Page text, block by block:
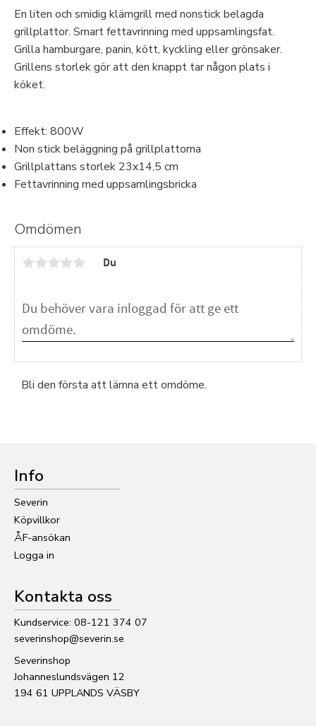
En liten och smidig klämgrill med nonstick belagda
grillplattor. Smart fettavrinning med uppsamlingsfat.
Grilla hamburgare, panin, kött, kyckling eller grönsaker.
Grillens storlek gör att den knappt tar någon plats i
köket.
Effekt: 800W
Non stick beläggning på grillplattorna
Grillplattans storlek 23x14,5 cm
Fettavrinning med uppsamlingsbricka
Omdömen
Du
Bli den första att lämna ett omdöme.
Info
Severin
Köpvillkor
ÅF-ansökan
Logga in
Kontakta oss
Kundservice: 08-121 374 07
severinshop@severin.se
Severinshop
Johanneslundsvägen 12
194 61 UPPLANDS VÄSBY